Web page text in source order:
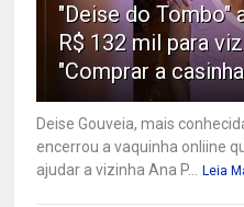
"Deise do Tombo"
R$ 132 mil para
"Comprar a
Deise Gouveia, mais
encerrou a vaquinha onliine
ajudar a vizinha Ana P... Leia